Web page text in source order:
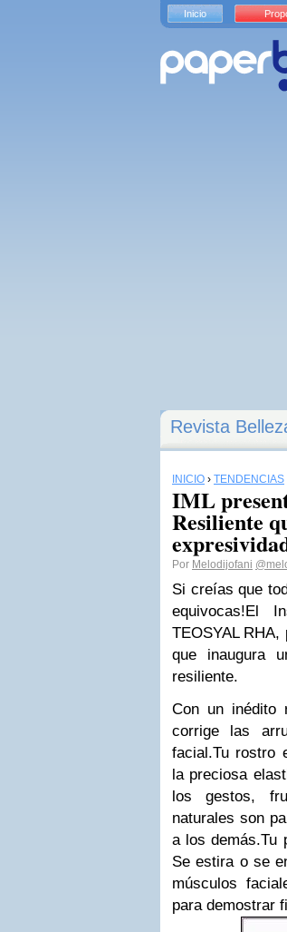
Revista
INICIO › TENDENCIAS
IML
Resiliente
Por Melodijofani
Si creías que
equivocas!El
TEOSYAL
que inaugura
resiliente.
Con un inédito
corrige las
facial.Tu rostro
la preciosa
los gestos,
naturales son
a los demás.Tu
Se estira o se
músculos
para demostrar
Inicio